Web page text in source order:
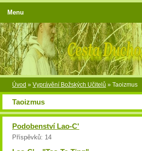
Úvod » Vyprávění Božských Učitelů » Taoizmus
Taoizmus
Podobenství Lao-C'
Příspěvků: 14
Menu